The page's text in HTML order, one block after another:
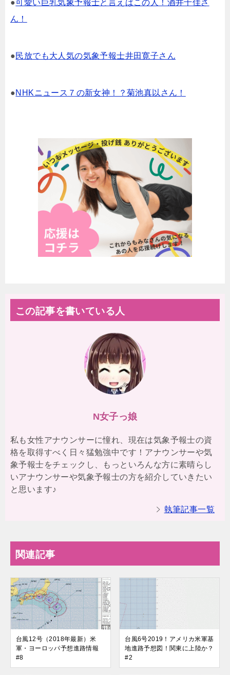
●可愛い巨乳気象予報士と言えばこの人！酒井千佳さ
ん！
●民放でも大人気の気象予報士井田寛子さん
●NHKニュース７の新女神！？菊池真以さん！
この記事を書いている人
N女子っ娘
私も女性アナウンサーに憧れ、現在は気象予報士の資
格を取得すべく日々猛勉強中です！アナウンサーや気
象予報士をチェックし、もっといろんな方に素晴らし
いアナウンサーや気象予報士の方を紹介していきたい
と思います♪
執筆記事一覧
関連記事
台風12号（2018年最新）米
軍・ヨーロッパ予想進路情報
#8
台風6号2019！アメリカ米軍基
地進路予想図！関東に上陸か？
#2